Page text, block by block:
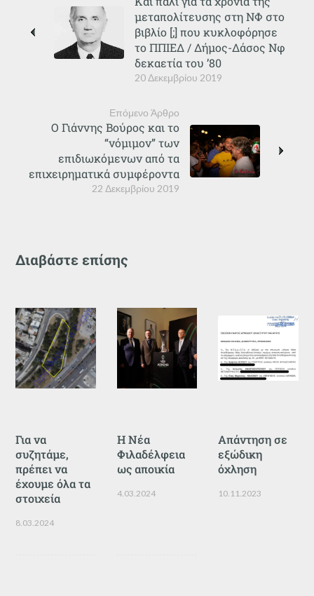
20 Δεκεμβρίου 2019
μεταπολίτευσης στη ΝΦ στο
βιβλίο [;] που κυκλοφόρησε
το ΠΠΙΕΔ / Δήμος-Δάσος Νφ
δεκαετία του ’80
Επόμενο Άρθρο
22 Δεκεμβρίου 2019
Ο Γιάννης Βούρος και το
“νόμιμον” των
επιδιωκόμενων από τα
επιχειρηματικά συμφέροντα
Διαβάστε επίσης
Για να
συζητάμε,
πρέπει να
έχουμε όλα τα
στοιχεία
8.03.2024
Η Νέα
Φιλαδέλφεια
ως αποικία
4.03.2024
Απάντηση σε
εξώδικη
όχληση
10.11.2023